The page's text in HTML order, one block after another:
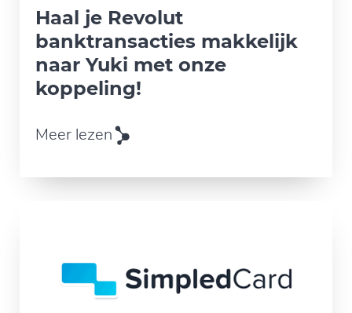
Haal je Revolut
banktransacties makkelijk
naar Yuki met onze
koppeling!
Meer lezen